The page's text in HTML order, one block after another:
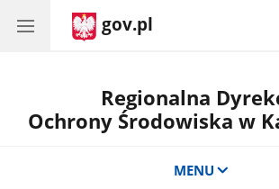
gov.pl
Regionalna
Ochrony Środowiska w
MENU